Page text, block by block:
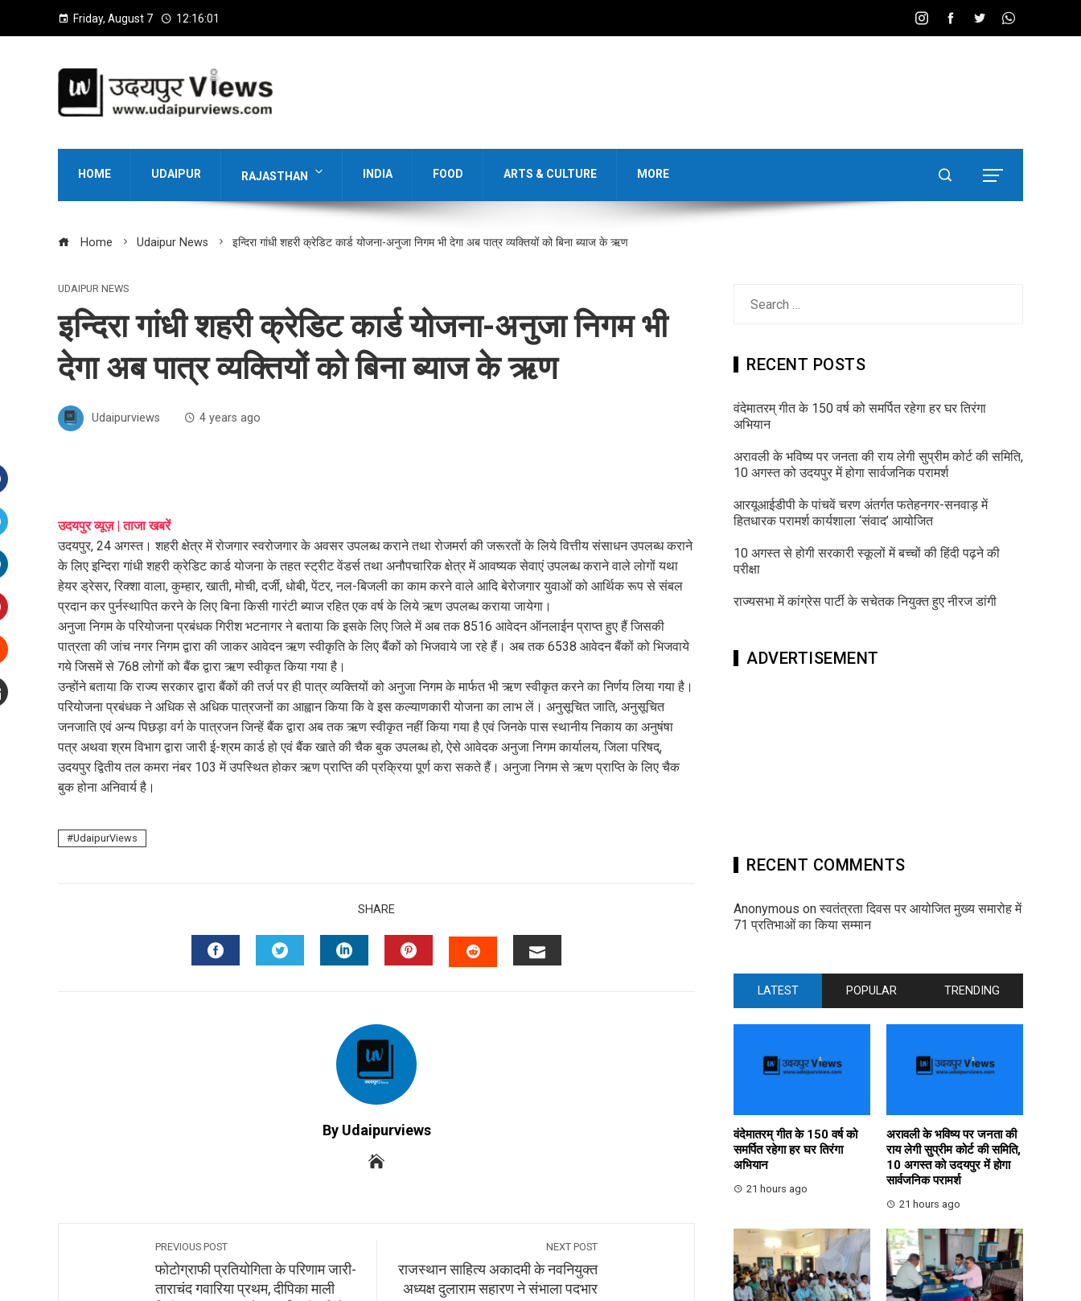
Friday, August 7 12:16:02
HOME UDAIPUR RAJASTHAN INDIA FOOD ARTS & CULTURE MORE
Home Udaipur News इन्दिरा गांधी शहरी क्रेडिट कार्ड योजना-अनुजा निगम भी देगा अब पात्र व्यक्तियों को बिना ब्याज के ऋण
UDAIPUR NEWS
इन्दिरा गांधी शहरी क्रेडिट कार्ड योजना-अनुजा निगम भी
देगा अब पात्र व्यक्तियों को बिना ब्याज के ऋण
Udaipurviews 4 years ago
उदयपुर व्यूज़ | ताजा खबरें
उदयपुर, 24 अगस्त। शहरी क्षेत्र में रोजगार स्वरोजगार के अवसर उपलब्ध कराने तथा रोजमर्रा की जरूरतों के लिये वित्तीय संसाधन उपलब्ध कराने
के लिए इन्दिरा गांधी शहरी क्रेडिट कार्ड योजना के तहत स्ट्रीट वेंडर्स तथा अनौपचारिक क्षेत्र में आवष्यक सेवाएं उपलब्ध कराने वाले लोगों यथा
हेयर ड्रेसर, रिक्शा वाला, कुम्हार, खाती, मोची, दर्जी, धोबी, पेंटर, नल-बिजली का काम करने वाले आदि बेरोजगार युवाओं को आर्थिक रूप से संबल
प्रदान कर पुर्नस्थापित करने के लिए बिना किसी गारंटी ब्याज रहित एक वर्ष के लिये ऋण उपलब्ध कराया जायेगा।
अनुजा निगम के परियोजना प्रबंधक गिरीश भटनागर ने बताया कि इसके लिए जिले में अब तक 8516 आवेदन ऑनलाईन प्राप्त हुए हैं जिसकी
पात्रता की जांच नगर निगम द्वारा की जाकर आवेदन ऋण स्वीकृति के लिए बैंकों को भिजवाये जा रहे हैं। अब तक 6538 आवेदन बैंकों को भिजवाये
गये जिसमें से 768 लोगों को बैंक द्वारा ऋण स्वीकृत किया गया है।
उन्होंने बताया कि राज्य सरकार द्वारा बैंकों की तर्ज पर ही पात्र व्यक्तियों को अनुजा निगम के मार्फत भी ऋण स्वीकृत करने का निर्णय लिया गया है।
परियोजना प्रबंधक ने अधिक से अधिक पात्रजनों का आह्वान किया कि वे इस कल्याणकारी योजना का लाभ लें। अनुसूचित जाति, अनुसूचित
जनजाति एवं अन्य पिछड़ा वर्ग के पात्रजन जिन्हें बैंक द्वारा अब तक ऋण स्वीकृत नहीं किया गया है एवं जिनके पास स्थानीय निकाय का अनुषंषा
पत्र अथवा श्रम विभाग द्वारा जारी ई-श्रम कार्ड हो एवं बैंक खाते की चैक बुक उपलब्ध हो, ऐसे आवेदक अनुजा निगम कार्यालय, जिला परिषद्,
उदयपुर द्वितीय तल कमरा नंबर 103 में उपस्थित होकर ऋण प्राप्ति की प्रक्रिया पूर्ण करा सकते हैं। अनुजा निगम से ऋण प्राप्ति के लिए चैक
बुक होना अनिवार्य है।
UdaipurViews
SHARE
By Udaipurviews
PREVIOUS POST
फोटोग्राफी प्रतियोगिता के परिणाम जारी-
ताराचंद गवारिया प्रथम, दीपिका माली
NEXT POST
राजस्थान साहित्य अकादमी के नवनियुक्त
अध्यक्ष दुलाराम सहारण ने संभाला पदभार
RECENT POSTS
वंदेमातरम् गीत के 150 वर्ष को समर्पित रहेगा हर घर तिरंगा
अभियान
अरावली के भविष्य पर जनता की राय लेगी सुप्रीम कोर्ट की समिति,
10 अगस्त को उदयपुर में होगा सार्वजनिक परामर्श
आरयूआईडीपी के पांचवें चरण अंतर्गत फतेहनगर-सनवाड़ में
हितधारक परामर्श कार्यशाला ‘संवाद’ आयोजित
10 अगस्त से होगी सरकारी स्कूलों में बच्चों की हिंदी पढ़ने की
परीक्षा
राज्यसभा में कांग्रेस पार्टी के सचेतक नियुक्त हुए नीरज डांगी
ADVERTISEMENT
RECENT COMMENTS
Anonymous onस्वतंत्रता दिवस पर आयोजित मुख्य समारोह में
71 प्रतिभाओं का किया सम्मान
LATEST POPULAR TRENDING
वंदेमातरम् गीत के 150 वर्ष को
समर्पित रहेगा हर घर तिरंगा
अभियान
21 hours ago
अरावली के भविष्य पर जनता की
राय लेगी सुप्रीम कोर्ट की समिति,
10 अगस्त को उदयपुर में होगा
सार्वजनिक परामर्श
21 hours ago